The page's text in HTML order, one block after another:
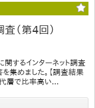
（第4回）
関するインターネット調査
集めました。【調査結果
層で比率高い...